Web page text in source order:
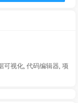
可视化, 代码编辑器, 项